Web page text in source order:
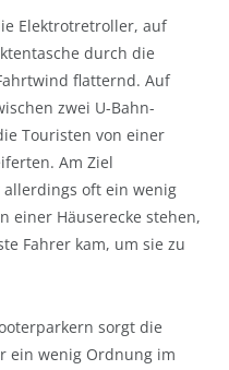
Elektrotretroller, auf
durch die
flatternd. Auf
zwei U-Bahn-
Touristen von einer
Am Ziel
oft ein wenig
einer Häuserecke stehen,
Fahrer kam, um sie zu
sorgt die
ein wenig Ordnung im